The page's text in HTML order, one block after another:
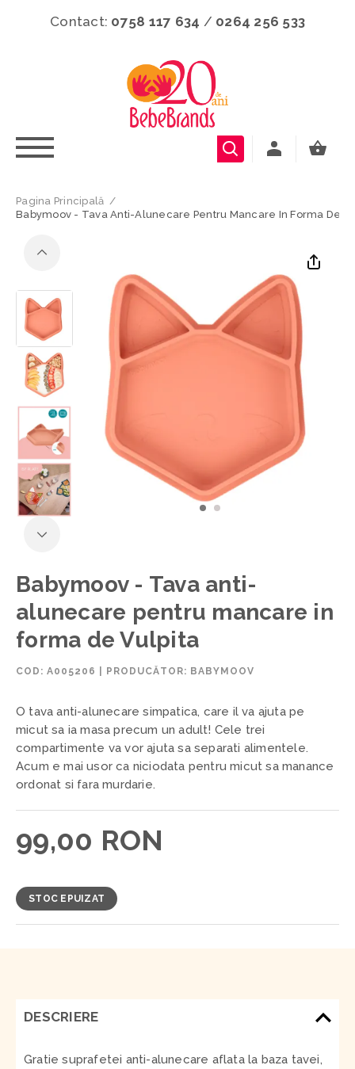
Contact: 0758 117 634 / 0264 256 533
Pagina Principală /
Babymoov - Tava Anti-Alunecare Pentru Mancare In Forma De
Babymoov - Tava anti-
alunecare pentru mancare in
forma de Vulpita
COD: A005206 PRODUCĂTOR: BABYMOOV
O tava anti-alunecare simpatica, care il va ajuta pe
micut sa ia masa precum un adult! Cele trei
compartimente va vor ajuta sa separati alimentele.
Acum e mai usor ca niciodata pentru micut sa manance
ordonat si fara murdarie.
99,00 RON
STOC EPUIZAT
DESCRIERE
Gratie suprafetei anti-alunecare aflata la baza tavei,